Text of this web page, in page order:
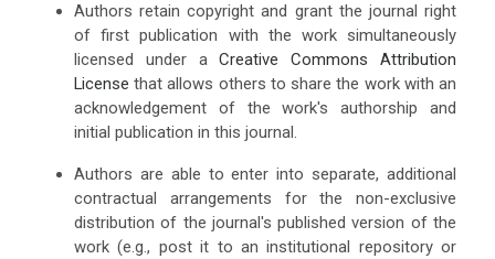
Authors retain copyright and grant the journal right
of first publication with the work simultaneously
licensed under aCreative Commons Attribution
License that allows others to share the work with an
acknowledgement of the work's authorship and
initial publication in this journal.
Authors are able to enter into separate, additional
contractual arrangements for the non-exclusive
distribution of the journal's published version of the
work (e.g., post it to an institutional repository or